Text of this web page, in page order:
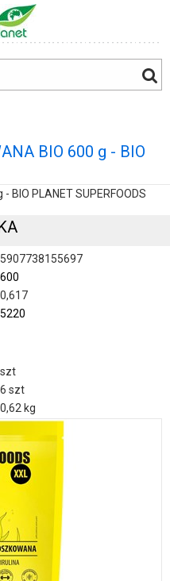
BIO 600 g - BIO
- BIO PLANET SUPERFOODS
5907738155697
600
0,617
5220
szt
6 szt
0,62 kg